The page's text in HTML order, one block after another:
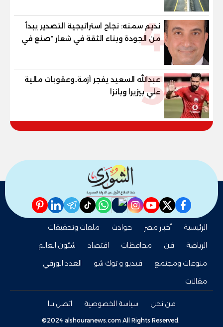
4
نديم سمنه: نجاح استراتيجية التصدير يبدأ
من الجودة وبناء الثقة في شعار "صنع في
مصر"
5
عبدالله السعيد يفجر أزمة..وعقوبات مالية
علي بيزيرا وبانزا
facebook
twitter
youtube
instagram
nabd
whatsapp
tiktok
telegram
linkedin
pinterest
الرئيسية أخبار مصر حوادث
ملفات وتحقيقات
الرياضة
فن محافظات اقتصاد
شئون العالم
منوعات ومجتمع
فيديو و توك شو
العدد الورقي
مقالات
من نحن سياسة الخصوصية اتصل بنا
©2024 alshouranews.com All Rights Reserved.